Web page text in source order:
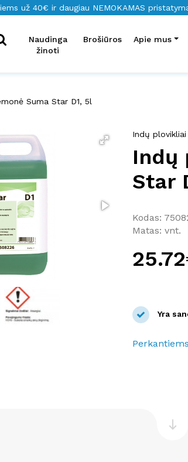
už 40€ ir daugiau NEMOKAMAS
Naudinga
žinoti
Brošiūros Apie mus
Suma Star D1, 5l
Indų plovikliai
Indų
Star
Kodas:
Matas: vnt.
Yra